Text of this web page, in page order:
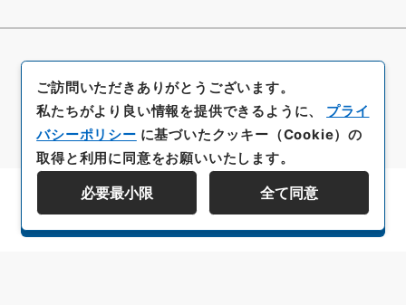
資料群階層を表示する
ご訪問いただきありがとうございます。
私たちがより良い情報を提供できるように、 プライ
バシーポリシー に基づいたクッキー（Cookie）の
取得と利用に同意をお願いいたします。
必要最小限 全て同意